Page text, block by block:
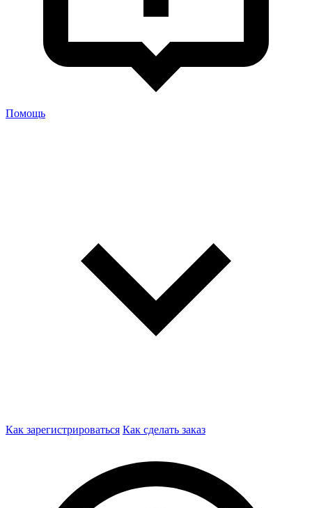
Помощь
Как зарегистрироваться Как сделать заказ